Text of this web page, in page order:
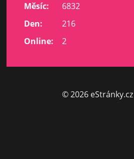
Online: 2
Měsíc:
6832
Den:
216
© 2026 eStránky.cz